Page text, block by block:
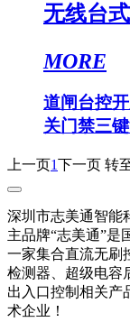
无线台
MORE
道闸台控
关门禁三
上一页1下一页 转
深圳市志美通智能
主品牌“志美通”是
一家集合直流无刷
检测器、超级电容
出入口控制相关产
术企业！